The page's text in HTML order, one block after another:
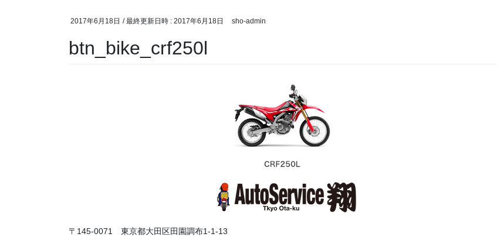
2017年6月18日 / 最終更新日時 : 2017年6月18日 sho-admin
btn_bike_crf250l
〒145-0071 東京都大田区田園調布1-1-13